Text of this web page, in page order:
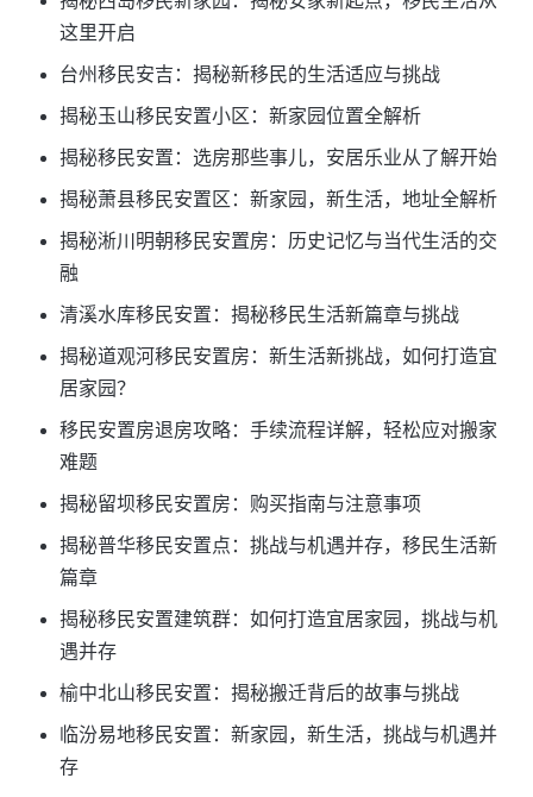
这里开启
台州移民安吉：揭秘新移民的生活适应与挑战
揭秘玉山移民安置小区：新家园位置全解析
揭秘移民安置：选房那些事儿，安居乐业从了解开始
揭秘萧县移民安置区：新家园，新生活，地址全解析
揭秘淅川明朝移民安置房：历史记忆与当代生活的交
融
清溪水库移民安置：揭秘移民生活新篇章与挑战
揭秘道观河移民安置房：新生活新挑战，如何打造宜
居家园？
移民安置房退房攻略：手续流程详解，轻松应对搬家
难题
揭秘留坝移民安置房：购买指南与注意事项
揭秘普华移民安置点：挑战与机遇并存，移民生活新
篇章
揭秘移民安置建筑群：如何打造宜居家园，挑战与机
遇并存
榆中北山移民安置：揭秘搬迁背后的故事与挑战
临汾易地移民安置：新家园，新生活，挑战与机遇并
存